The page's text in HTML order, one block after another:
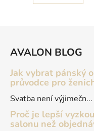
AVALON BLOG
Jak vybrat pánský
průvodce pro
Svatba není výjimečn...
Proč je lepší
salonu než